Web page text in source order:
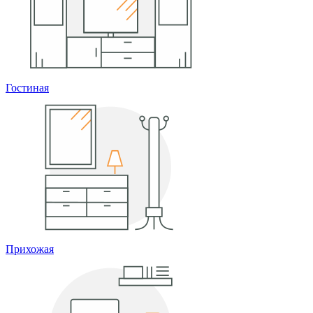
Гостиная
Прихожая